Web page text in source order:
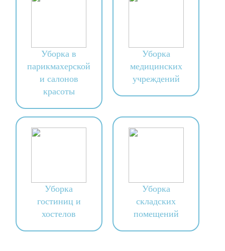
Уборка в
парикмахерской
и салонов
красоты
Уборка
медицинских
учреждений
Уборка
гостиниц и
хостелов
Уборка
складских
помещений